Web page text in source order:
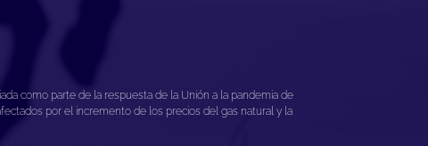
como parte de la respuesta de la Unión a la pandemia de
por el incremento de los precios del gas natural y la